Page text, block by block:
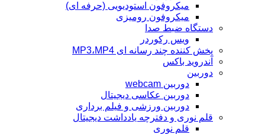
میکروفون استودیویی (حرفه ای)
میکروفون رومیزی
دستگاه ضبط صدا
ویس رکوردر
پخش کننده چند رسانه ای MP3،MP4
آندروید باکس
دوربین
دوربین webcam
دوربین عکاسی دیجیتال
دوربین‌ ورزشی و فیلم برداری
قلم نوری و دفترچه یادداشت دیجیتال
قلم نوری